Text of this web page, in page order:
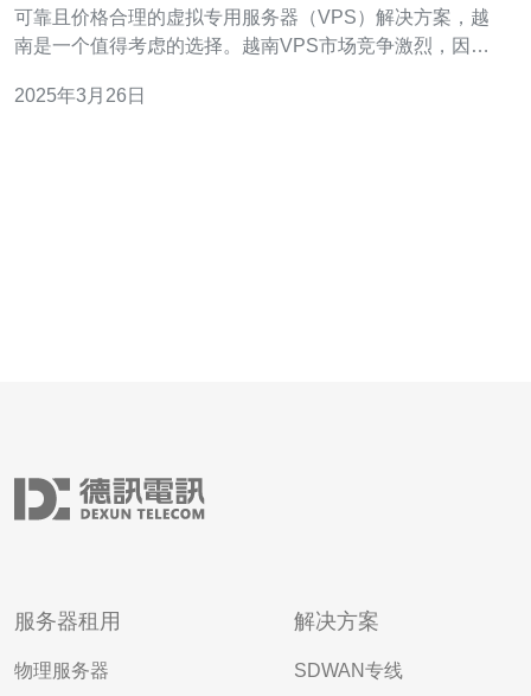
可靠且价格合理的虚拟专用服务器（VPS）解决方案，越
南是一个值得考虑的选择。越南VPS市场竞争激烈，因此
越南VPS的费用情况，并帮助您了解市场上的不同价格选
2025年3月26日
服务器租用
物理服务器
解决方案
SDWAN专线